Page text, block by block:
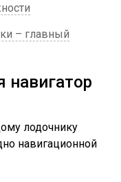
– главный
навигатор
лодочнику
навигационной